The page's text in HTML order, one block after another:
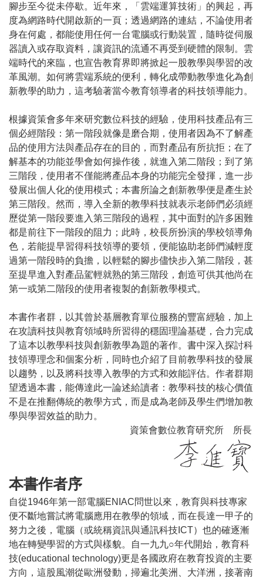
腳步至今從未停歇。近年來，「雲端運算技術」的興起，再
度為網路時代開啟新的一頁；透過網路的連結，不論使用者
身在何處，都能使用任何一台電腦或行動裝置，隨時從伺服
器讀入或存取資料，讓資訊的流通不再受到硬體的限制。雲
端時代的來臨，也宣告教育界即將掀起一股教學與學習的改
革風潮。如何將雲端系統的便利，轉化成帶動教學進化為創
新教學的助力，這考驗著當今教育領導者的科技領導能力。
根據資策會多年來研究數位科技的經驗，使用科技產品有三
個必經階段：第一階段就像是磨合期，使用者因為不了解產
品的使用方法與產品存在的目的，而對產品有所抗拒；在了
解基本的功能並學會如何操作後，就進入第二階段；到了第
三階段，使用者不僅能將產品本身的功能完全發揮，進一步
發展出個人化的使用模式；本書所論之創新教學便是產生於
第三階段。然而，導入全新的教學科技就表示老師們必須經
歷從第一階段要進入第三階段的過程，其中面對的許多困難
都是前往下一階段的阻力；此時，校長所扮演的學校領導角
色，若能提早習得科技領導的要領，便能協助老師們減輕度
過第一階段時的負擔，以輕鬆的腳步儘快步入第二階段，甚
至提早進入對產品駕輕就熟的第三階段，創造可供其他尚在
第一或第二階段的使用者複製的創新教學模式。
本書作者群，以其曾於基層教育單位服務的豐富經驗，加上
在攻讀科技與教育領域時所習得的穩固理論基礎，合力完成
了這本以教學科技與創新教學為題的著作。書中深入探討科
技領導理念和個案分析，同時也介紹了目前教學科技的發展
以趨勢，以及將科技導入教學的方式和效能評估。作者群期
望透過本書，能傳達此一論述給讀者：教學科技的核心價值
不是在推翻傳統的教學方式，而是成為老師及學生們增加教
學與學習效益的助力。
資策會數位教育研究所 所長
本書作者序
自從1946年第一部電腦ENIAC問世以來，教育與科技專家
便不斷地嘗試將電腦應用在教學的領域，而在長達一甲子的
努力之後，電腦（或統稱資訊與通訊科技ICT）也的確逐漸
地在轉變學習的方式與樣貌。自一九九○年代開始，教育科
技(educational technology)更是各國政府在教育投資的主要
方向，這股風潮從歐洲發動，掃遍北美洲、大洋洲，接著南